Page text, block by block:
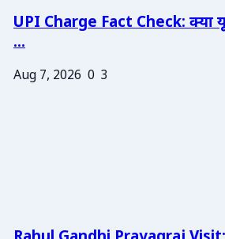
UPI Charge Fact Check: क्या
...
Aug 7, 2026 0 3